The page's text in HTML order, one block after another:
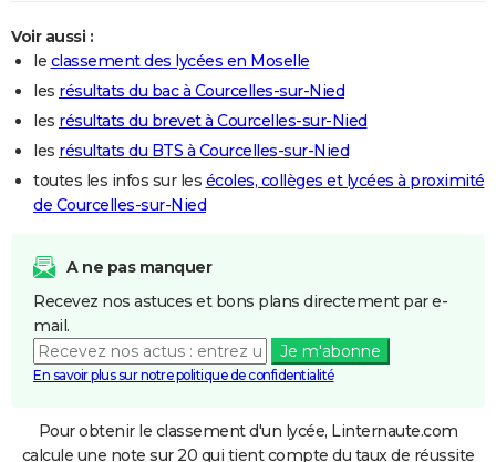
Voir aussi :
le classement des lycées en Moselle
les résultats du bac à Courcelles-sur-Nied
les résultats du brevet à Courcelles-sur-Nied
les résultats du BTS à Courcelles-sur-Nied
toutes les infos sur les écoles, collèges et lycées à proximité
de Courcelles-sur-Nied
A ne pas manquer
Recevez nos astuces et bons plans directement par e-
mail.
Je m'abonne
En savoir plus sur notre politique de confidentialité
Pour obtenir le classement d'un lycée, Linternaute.com
calcule une note sur 20 qui tient compte du taux de réussite